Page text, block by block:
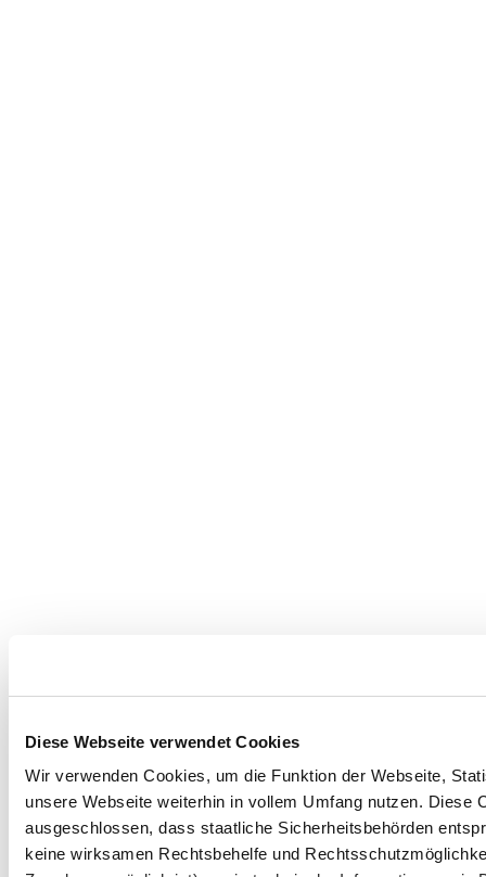
Diese Webseite verwendet Cookies
Wir verwenden Cookies, um die Funktion der Webseite,
unsere Webseite weiterhin in vollem Umfang nutzen.
ausgeschlossen, dass staatliche Sicherheitsbehörden
keine wirksamen Rechtsbehelfe und